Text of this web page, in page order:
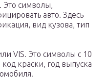
Это символы,
авто. Здесь
вид кузова, тип
VIS. Это символы с 10
краски, год выпуска